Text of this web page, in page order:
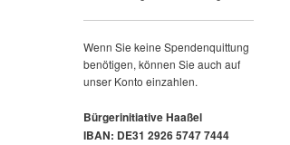
Wenn Sie keine Spendenquittung
benötigen, können Sie auch auf
unser Konto einzahlen.
Bürgerinitiative Haaßel
IBAN: DE31 2926 5747 7444